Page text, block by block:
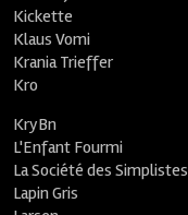
Kickette
Klaus Vomi
Krania Trieffer
Kro
KryBn
L'Enfant Fourmi
La Société des Simplistes
Lapin Gris